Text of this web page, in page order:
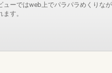
ューではweb上でパラパラめくりな
ます。